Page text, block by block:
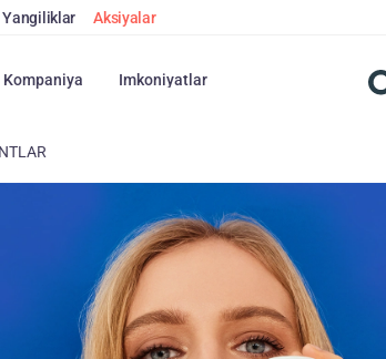
Yangiliklar Aksiyalar
Kompaniya Imkoniyatlar